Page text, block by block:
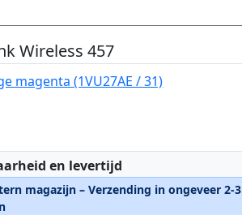
Wireless 457
magenta (1VU27AE / 31)
en levertijd
magazijn – Verzending in ongeveer 2-3